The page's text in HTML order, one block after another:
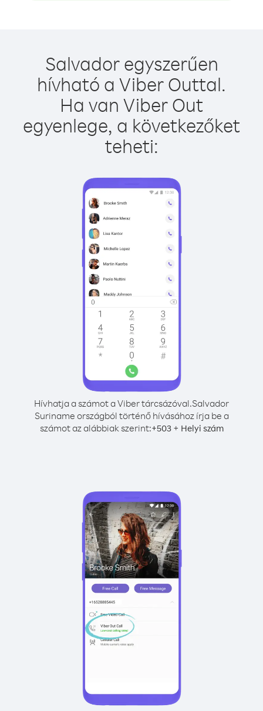
Salvador egyszerűen
hívható a Viber Outtal.
Ha van Viber Out
egyenlege, a következőket
teheti:
Hívhatja a számot a Viber tárcsázóval.Salvador
Suriname országból történő hívásához írja be a
számot az alábbiak szerint:+503+ Helyi szám